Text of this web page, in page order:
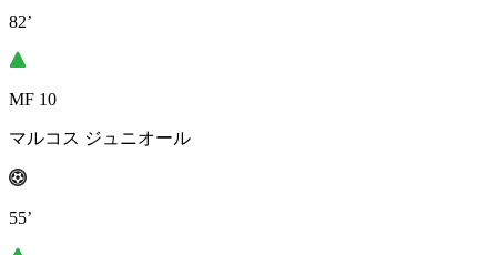
82’
MF 10
マルコス ジュニオール
55’